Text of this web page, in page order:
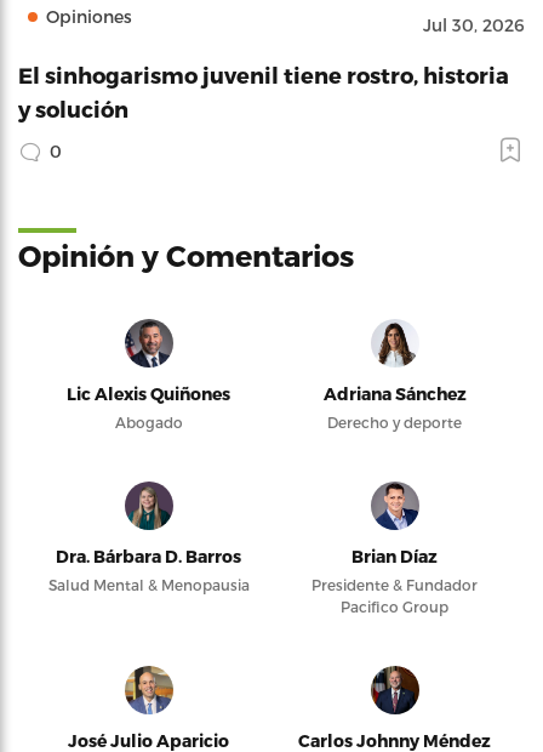
Opiniones Jul 30, 2026
El sinhogarismo juvenil tiene rostro, historia
y solución
0
Opinión y Comentarios
Lic Alexis Quiñones
Abogado
Adriana Sánchez
Derecho y deporte
Dra. Bárbara D. Barros
Salud Mental & Menopausia
Brian Díaz
Presidente & Fundador
Pacifico Group
José Julio Aparicio
Carlos Johnny Méndez